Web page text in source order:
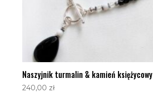
Naszyjnik turmalin & kamień księżycowy
240,00 zł